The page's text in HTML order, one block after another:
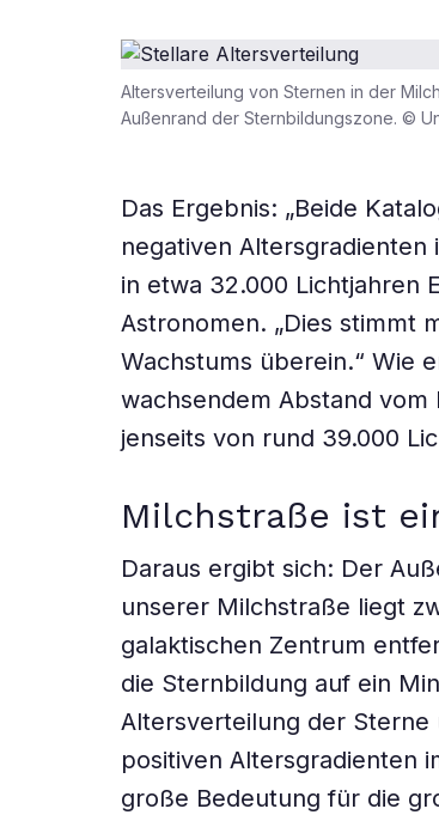
Altersverteilung von Sternen in der
Außenrand der Sternbildungszone. ©
Das Ergebnis: „Beide
negativen
in etwa 32.000 Lichtjahren
Astronomen. „Dies stimmt
Wachstums überein.“ Wie
wachsendem Abstand
jenseits von rund 39.000
Milchstraße ist
Daraus ergibt sich: Der
unserer Milchstraße liegt
galaktischen Zentrum
die Sternbildung auf ein
Altersverteilung der Sterne
positiven Altersgradienten
große Bedeutung für die